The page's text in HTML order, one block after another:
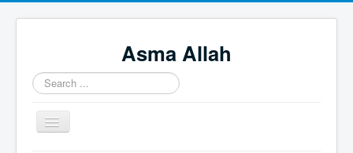
Asma Allah
Search
...
Toggle
Navigation